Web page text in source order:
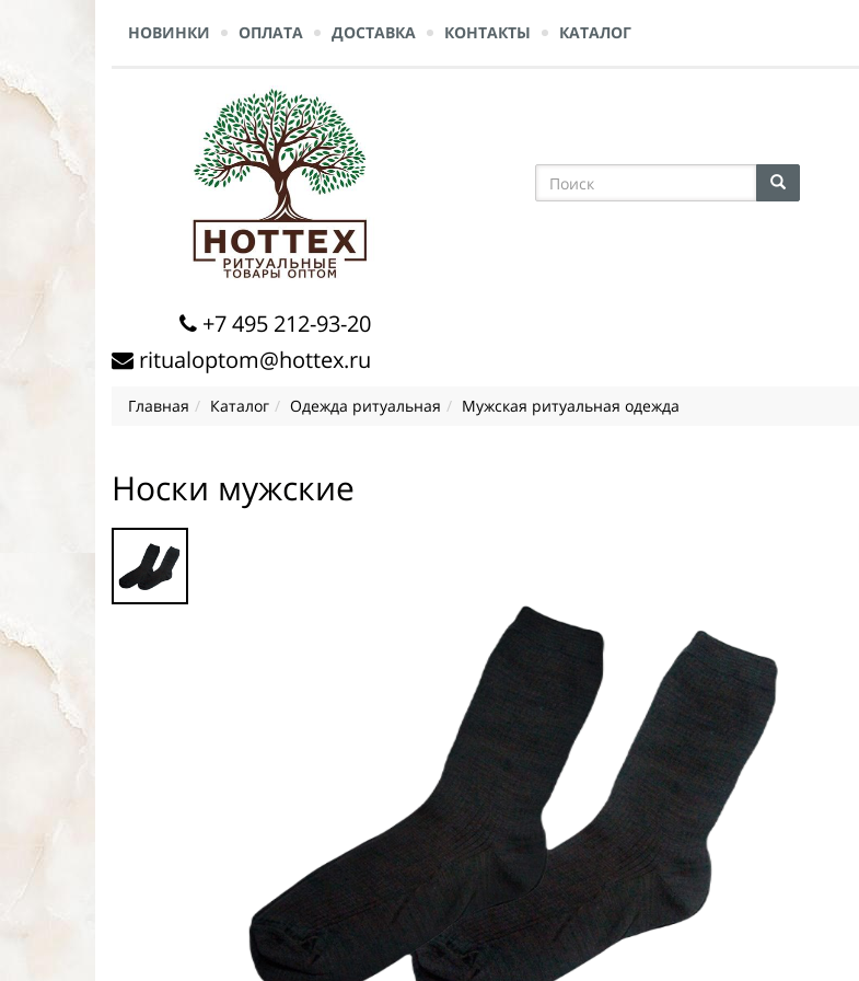
НОВИНКИ ОПЛАТА ДОСТАВКА КОНТАКТЫ КАТАЛОГ
+7 495 212-93-20
ritualoptom@hottex.ru
Главная Каталог Одежда ритуальная Мужская ритуальная одежда
Носки мужские